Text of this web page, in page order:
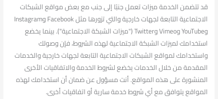
قد تتضمن الخدمة ميزات تعمل جنبًا إلى جنب مع بعض مواقع الشبكات
الاجتماعية التابعة لجهات خارجية والتي تزورها مثل Facebook وInstagram
وYouTube وVimeo وTwitter ("ميزات الشبكة الاجتماعية"). بينما يخضع
استخدامك لميزات الشبكة الاجتماعية لهذه الشروط، فإن وصولك
واستخدامك لمواقع الشبكات الاجتماعية التابعة لجهات خارجية والخدمات
المقدمة من خلال الخدمات يخضع لشروط الخدمة والاتفاقيات الأخرى
المنشورة على هذه المواقع. أنت مسؤول عن ضمان أن استخدامك لهذه
المواقع يتوافق مع أي شروط خدمة سارية أو اتفاقيات أخرى.